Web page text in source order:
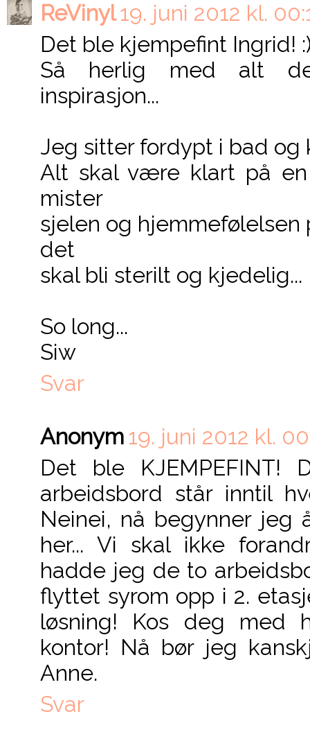
ReVinyl19. juni 2012 kl.
Det ble kjempefint Ingrid!
Så herlig med alt
inspirasjon...
Jeg sitter fordypt i bad og
Alt skal være klart på
mister
sjelen og hjemmefølelsen
det
skal bli sterilt og kjedelig...
So long...
Siw
Svar
Anonym19. juni 2012 kl.
Det ble
arbeidsbord står inntil
Neinei, nå begynner jeg
her... Vi skal ikke
hadde jeg de to
flyttet syrom opp i 2.
løsning! Kos deg med
kontor! Nå bør jeg
Anne.
Svar